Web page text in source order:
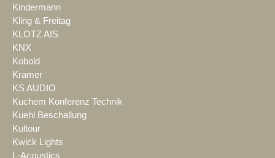
Kindermann
Kling & Freitag
KLOTZ AIS
KNX
Kobold
Kramer
KS AUDIO
Kuchem Konferenz Technik
Kuehl Beschallung
Kultour
Kwick Lights
L-Acoustics